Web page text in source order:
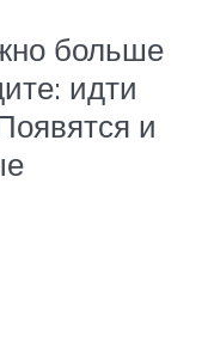
больше
идти
и